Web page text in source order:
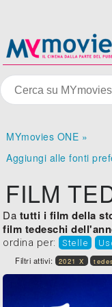
MYmovies ONE »
Aggiungi alle fonti
FILM
Da tutti i film della
film tedeschi
ordina per: Stelle
Filtri attivi: 2021 X